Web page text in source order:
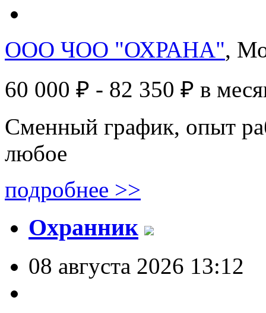
ООО ЧОО "ОХРАНА",
60 000 ₽ - 82 350 ₽ в
Сменный график, опыт
любое
подробнее >>
Охранник
08 августа 2026 13:12